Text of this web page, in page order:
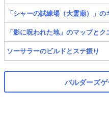
「シャーの試練場（大霊廟）」
「影に呪われた地」のマップとク
ソーサラーのビルドとステ振り
バルダーズ